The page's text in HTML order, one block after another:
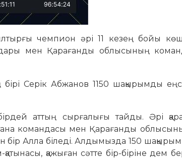
чемпион әрі 11 кезең бойы
мен Қарағанды облысының
Серік Абжанов 1150 шақырымды
аттың сырғалығы тайды. Әрі
командасы мен Қарағанды
бір Алла біледі. Алдымызда 150
қатынасы, қажыған сәтте бір-біріне дем